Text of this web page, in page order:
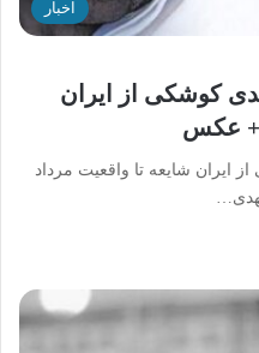
اخبار
کوشکی از ایران
ایران شایعه تا واقعیت مرداد